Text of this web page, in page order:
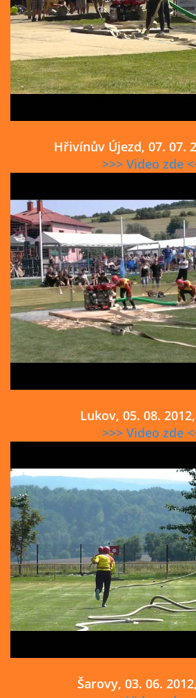
Hřivínův Újezd, 07. 07.
>>> Video zde
Lukov, 05. 08. 2012,
>>> Video zde
Šarovy, 03. 06. 2012,